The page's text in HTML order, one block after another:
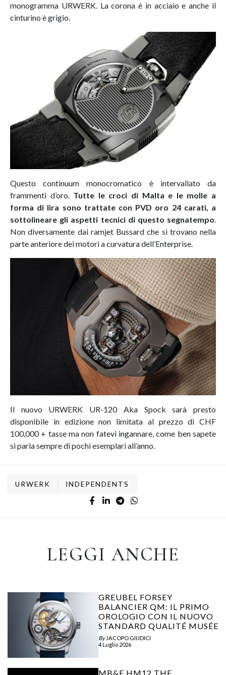
monogramma URWERK. La corona è in acciaio e anche il
cinturino è grigio.
Questo continuum monocromatico è intervallato da
frammenti d’oro. Tutte le croci di Malta e le molle a
forma di lira sono trattate con PVD oro 24 carati, a
sottolineare gli aspetti tecnici di questo segnatempo.
Non diversamente dai ramjet Bussard che si trovano nella
parte anteriore dei motori a curvatura dell’Enterprise.
Il nuovo URWERK UR-120 Aka Spock sarà presto
disponibile in edizione non limitata al prezzo di CHF
100,000 + tasse ma non fatevi ingannare, come ben sapete
si parla sempre di pochi esemplari all’anno.
URWERK INDEPENDENTS
LEGGI ANCHE
GREUBEL FORSEY
BALANCIER QM: IL PRIMO
OROLOGIO CON IL NUOVO
STANDARD QUALITÉ MUSÉE
By JACOPO GIUDICI
4 Luglio 2026
MB&F HM12 THE